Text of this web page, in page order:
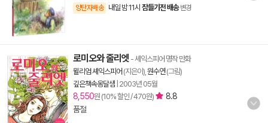
양탄자배송 내일 밤 11시 잠들기전 배송 변경
로미오와 줄리엣 - 셰익스피어 명작 만화
윌리엄 셰익스피어 (지은이), 원수연(그림)
깊은책속옹달샘 2003년 05월
8,550원 (10% 할인 / 470원)
8.8
품절